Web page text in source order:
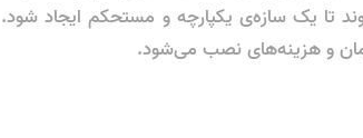
تا یک سازه‌ی یکپارچه و مستحکم ایجاد شود.
و هزینه‌های نصب می‌شود.